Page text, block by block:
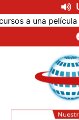
una película